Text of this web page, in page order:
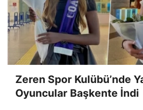
Zeren Spor Kulübü’nde
Oyuncular Başkente İndi